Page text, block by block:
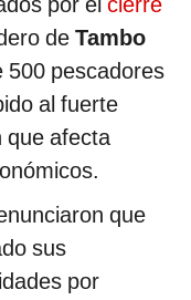
de Tambo
500 pescadores
al fuerte
que afecta
que
sus
por